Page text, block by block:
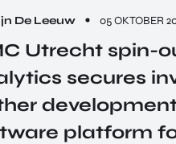
De Leeuw 05 OKTOBER
Utrecht spin-
secures
platform